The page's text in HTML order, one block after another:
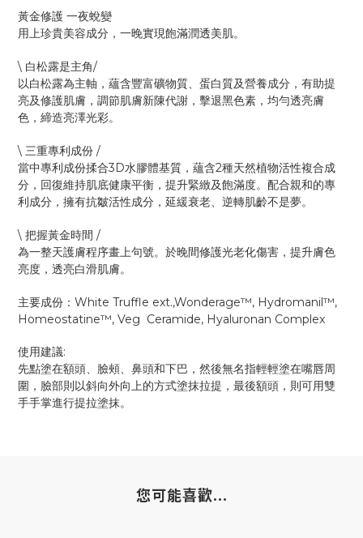
黃金修護 一夜蛻變
用上珍貴美容成分，一晚實現飽滿潤透美肌。
\ 白松露是主角/
以白松露為主軸，蘊含豐富礦物質、蛋白質及營養成分，有助提
亮及修護肌膚，調節肌膚新陳代謝，擊退黑色素，均勻透亮膚
色，締造亮澤光彩。
\ 三重專利成份 /
當中專利成份揉合3D水膠體基質，蘊含2種天然植物活性複合成
分，回復維持肌底健康平衡，提升緊緻及飽滿度。配合親和的專
利成分，擁有抗皺活性成分，延緩衰老、逆轉肌齡不是夢。
\ 把握黃金時間 /
為一整天護膚程序畫上句號。於晚間修護光老化傷害，提升膚色
亮度，透亮白滑肌膚。
主要成份： White Truffle ext.,Wonderage™️, Hydromanil™️,
Homeostatine™️, Veg Ceramide, Hyaluronan Complex
使用建議:
先點塗在額頭、臉頰、鼻頭和下巴，然後無名指輕輕塗在嘴唇周
圍，臉部則以斜向外向上的方式塗抹拉提，最後額頭，則可用雙
手手掌進行提拉塗抹。
您可能喜歡...